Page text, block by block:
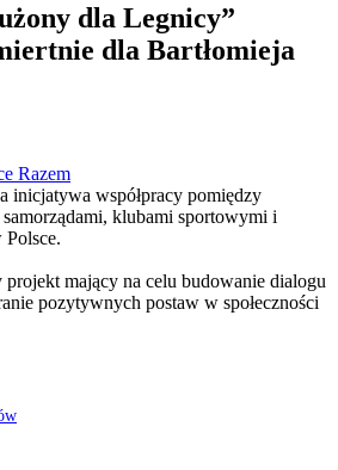
dla Legnicy”
dla Bartłomieja
inicjatywa współpracy pomiędzy
klubami sportowymi i
projekt mający na celu budowanie dialogu
pozytywnych postaw w społeczności